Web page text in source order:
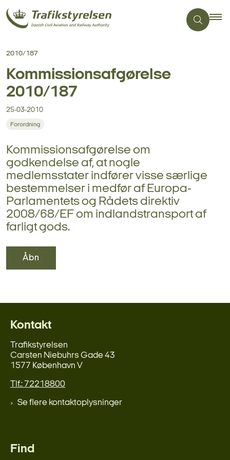
2010/187
Kommissionsafgørelse
2010/187
25-03-2010
Forordning
Kommissionsafgørelse om
godkendelse af, at nogle
medlemsstater indfører visse særlige
bestemmelser i medfør af Europa-
Parlamentets og Rådets direktiv
2008/68/EF om indlandstransport af
farligt gods.
Åbn
Kontakt
Trafikstyrelsen
Carsten Niebuhrs Gade 43
1577 København V
Tlf.: 72218800
Se flere kontaktoplysninger
Find